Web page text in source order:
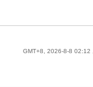
GMT+8, 2026-8-8 02:12